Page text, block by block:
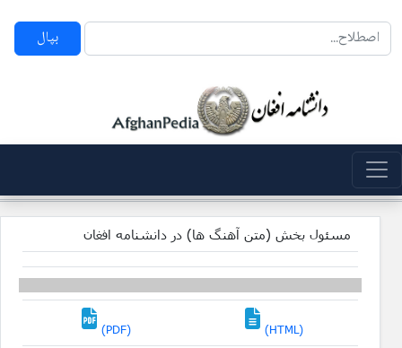
بپال
مسئول بخش (متن آهنگ ها) در دانشنامه افغان
(PDF) (HTML)